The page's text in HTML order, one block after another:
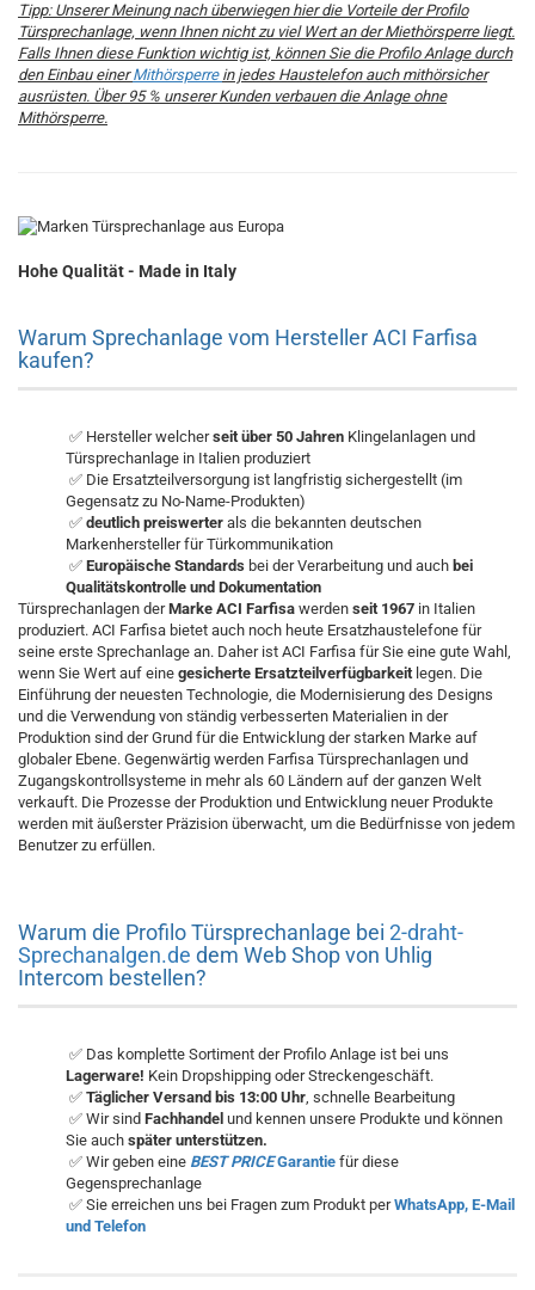
Tipp: Unserer Meinung nach überwiegen hier die Vorteile der Profilo
Türsprechanlage, wenn Ihnen nicht zu viel Wert an der Miethörsperre liegt.
Falls Ihnen diese Funktion wichtig ist, können Sie die Profilo Anlage durch
den Einbau einerMithörsperre in jedes Haustelefon auch mithörsicher
ausrüsten. Über 95 % unserer Kunden verbauen die Anlage ohne
Mithörsperre.
Hohe Qualität - Made in Italy
Warum Sprechanlage vom Hersteller ACI Farfisa
kaufen?
✅ Hersteller welcherseit über 50 Jahren Klingelanlagen und
Türsprechanlage in Italien produziert
✅ Die Ersatzteilversorgung ist langfristig sichergestellt (im
Gegensatz zu No-Name-Produkten)
✅ deutlich preiswerter als die bekannten deutschen
Markenhersteller für Türkommunikation
✅ Europäische Standards bei der Verarbeitung und auch bei
Qualitätskontrolle und Dokumentation
Türsprechanlagen derMarke ACI Farfisa werden seit 1967 in Italien
produziert. ACI Farfisa bietet auch noch heute Ersatzhaustelefone für
seine erste Sprechanlage an. Daher ist ACI Farfisa für Sie eine gute Wahl,
wenn Sie Wert auf eine gesicherte Ersatzteilverfügbarkeitlegen. Die
Einführung der neuesten Technologie, die Modernisierung des Designs
und die Verwendung von ständig verbesserten Materialien in der
Produktion sind der Grund für die Entwicklung der starken Marke auf
globaler Ebene. Gegenwärtig werden Farfisa Türsprechanlagen und
Zugangskontrollsysteme in mehr als 60 Ländern auf der ganzen Welt
verkauft. Die Prozesse der Produktion und Entwicklung neuer Produkte
werden mit äußerster Präzision überwacht, um die Bedürfnisse von jedem
Benutzer zu erfüllen.
Warum die Profilo Türsprechanlage bei 2-draht-
Sprechanalgen.de dem Web Shop von Uhlig
Intercom bestellen?
✅ Das komplette Sortiment der Profilo Anlage ist bei uns
Lagerware! Kein Dropshipping oder Streckengeschäft.
✅ Täglicher Versand bis 13:00 Uhr, schnelle Bearbeitung
✅ Wir sind Fachhandel und kennen unsere Produkte und können
Sie auch später unterstützen.
✅ Wir geben eine BEST PRICEGarantie für diese
Gegensprechanlage
✅ Sie erreichen uns bei Fragen zum Produkt perWhatsApp, E-Mail
und Telefon